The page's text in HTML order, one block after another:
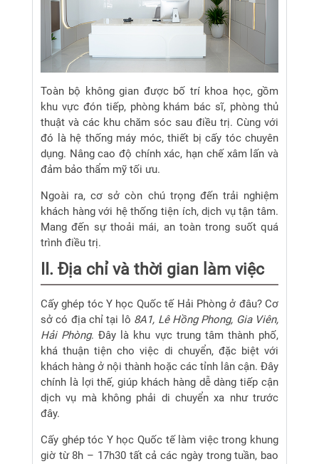
Toàn bộ không gian được bố trí khoa học, gồm
khu vực đón tiếp, phòng khám bác sĩ, phòng thủ
thuật và các khu chăm sóc sau điều trị. Cùng với
đó là hệ thống máy móc, thiết bị cấy tóc chuyên
dụng. Nâng cao độ chính xác, hạn chế xâm lấn và
đảm bảo thẩm mỹ tối ưu.
Ngoài ra, cơ sở còn chú trọng đến trải nghiệm
khách hàng với hệ thống tiện ích, dịch vụ tận tâm.
Mang đến sự thoải mái, an toàn trong suốt quá
trình điều trị.
II. Địa chỉ và thời gian làm việc
Cấy ghép tóc Y học Quốc tế Hải Phòng ở đâu? Cơ
sở có địa chỉ tại lô 8A1, Lê Hồng Phong, Gia Viên,
Hải Phòng. Đây là khu vực trung tâm thành phố,
khá thuận tiện cho việc di chuyển, đặc biệt với
khách hàng ở nội thành hoặc các tỉnh lân cận. Đây
chính là lợi thế, giúp khách hàng dễ dàng tiếp cận
dịch vụ mà không phải di chuyển xa như trước
đây.
Cấy ghép tóc Y học Quốc tế làm việc trong khung
giờ từ 8h – 17h30 tất cả các ngày trong tuần, bao